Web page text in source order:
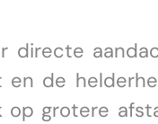
directe
de
grotere